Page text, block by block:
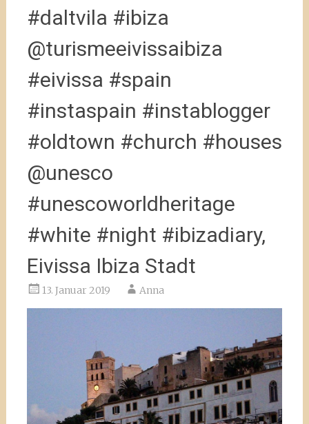
#daltvila #ibiza
@turismeeivissaibiza
#eivissa #spain
#instaspain #instablogger
#oldtown #church #houses
@unesco
#unescoworldheritage
#white #night #ibizadiary,
Eivissa Ibiza Stadt
13. Januar 2019 Anna